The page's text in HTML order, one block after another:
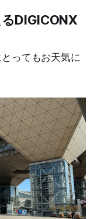
DIGICONX
ってもお天気に